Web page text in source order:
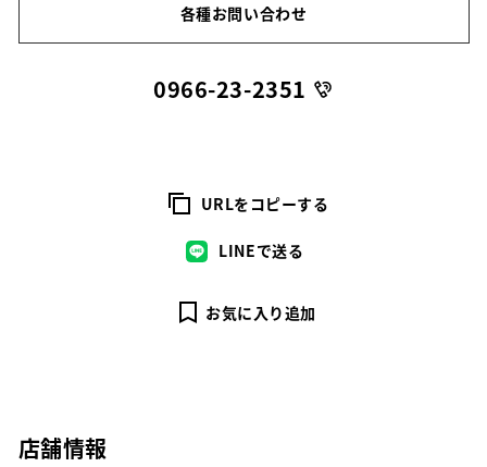
各種お問い合わせ
0966-23-2351
URLをコピーする
LINEで送る
お気に入り追加
店舗情報